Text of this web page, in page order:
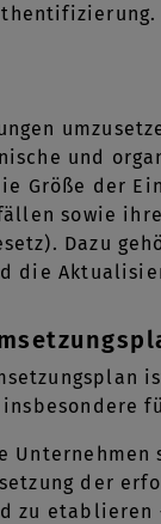
und
Größe der
sowie
Dazu
die
der
zu etablieren